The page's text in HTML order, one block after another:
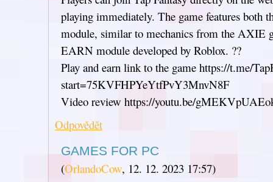
playing immediately. The game features
module, similar to mechanics from the AXIE
EARN module developed by Roblox. ??
Play and earn link to the game https://t.me/
start=75KVFHPYeYtfPvY3MnvN8F
Video review https://youtu.be/
Odpovědět
GAMES FOR PC
(OrlandoCow, 12. 12. 2023 17:57)